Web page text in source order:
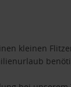
kleinen